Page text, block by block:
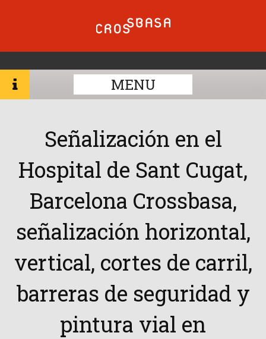
MENU
Señalización en el
Hospital de Sant Cugat,
Barcelona Crossbasa,
señalización horizontal,
vertical, cortes de carril,
barreras de seguridad y
pintura vial en